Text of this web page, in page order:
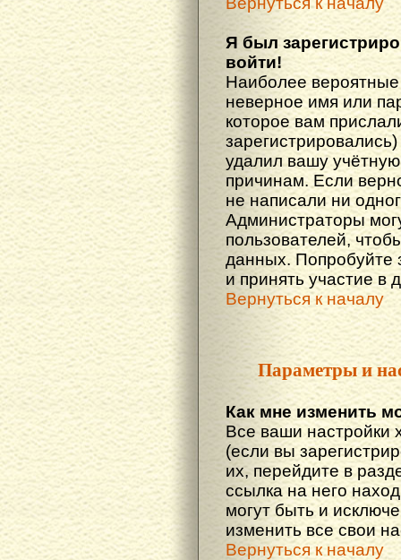
Я был
войти!
Наиболее
неверное имя или
которое вам
удалил вашу
причинам. Если
не написали ни
Администраторы
пользователей,
данных. Попробуйте
и принять участие в
Вернуться к началу
Параметры и
Как мне изменить
Все ваши настройки
(если вы
их, перейдите в
ссылка на него
могут быть и
изменить все свои
Вернуться к началу